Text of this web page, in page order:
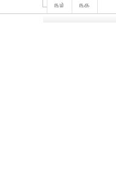
௩௰
௩௧